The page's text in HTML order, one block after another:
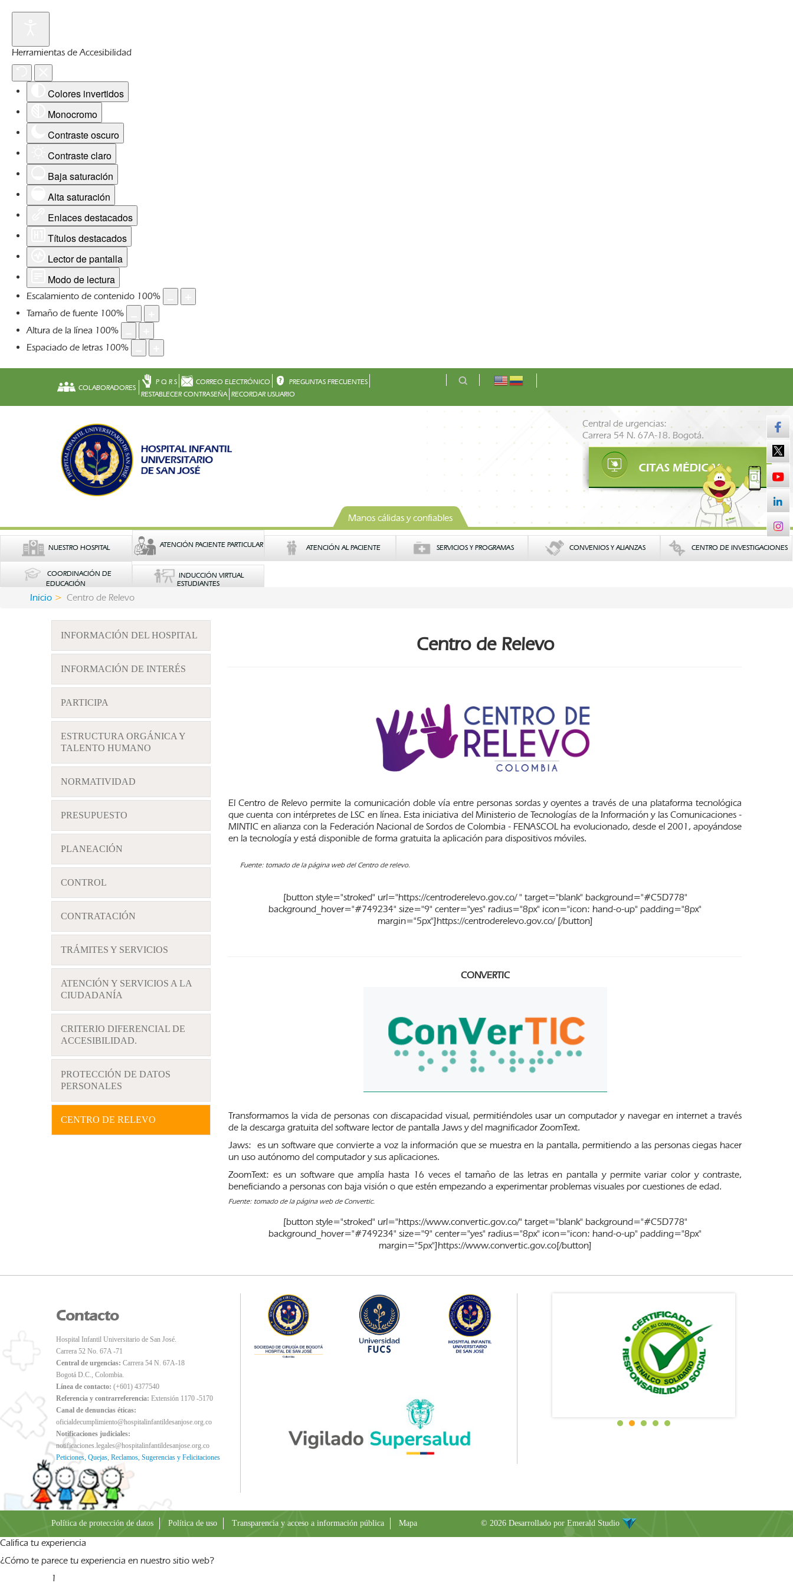
Herramientas de Accesibilidad
Colores invertidos
Monocromo
Contraste oscuro
Contraste claro
Baja saturación
Alta saturación
Enlaces destacados
Títulos destacados
Lector de pantalla
Modo de lectura
Escalamiento de contenido 100%
Tamaño de fuente 100%
Altura de la línea 100%
Espaciado de letras 100%
COLABORADORES
P Q R S CORREO ELECTRÓNICO
PREGUNTAS FRECUENTES
RESTABLECER CONTRASEÑA RECORDAR USUARIO
Central de urgencias:
Carrera 54 N. 67A-18. Bogotá.
Manos cálidas y confiables
NUESTRO HOSPITAL ATENCIÓN PACIENTE PARTICULAR ATENCIÓN AL PACIENTE SERVICIOS Y PROGRAMAS CONVENIOS Y ALIANZAS CENTRO DE INVESTIGACIONES
COORDINACIÓN DE
EDUCACIÓN
INDUCCIÓN VIRTUAL
ESTUDIANTES
Inicio Centro de Relevo
INFORMACIÓN DEL HOSPITAL
INFORMACIÓN DE INTERÉS
PARTICIPA
ESTRUCTURA ORGÁNICA Y
TALENTO HUMANO
NORMATIVIDAD
PRESUPUESTO
PLANEACIÓN
CONTROL
CONTRATACIÓN
TRÁMITES Y SERVICIOS
ATENCIÓN Y SERVICIOS A LA
CIUDADANÍA
CRITERIO DIFERENCIAL DE
ACCESIBILIDAD.
PROTECCIÓN DE DATOS
PERSONALES
CENTRO DE RELEVO
Centro de Relevo
El Centro de Relevo permite la comunicación doble vía entre personas sordas y oyentes a través de una plataforma tecnológica
que cuenta con intérpretes de LSC en línea. Esta iniciativa del Ministerio de Tecnologías de la Información y las Comunicaciones -
MINTIC en alianza con la Federación Nacional de Sordos de Colombia - FENASCOL ha evolucionado, desde el 2001, apoyándose
en la tecnología y está disponible de forma gratuita la aplicación para dispositivos móviles.
Fuente: tomado de la página web del Centro de relevo.
[button style="stroked" url="https://centroderelevo.gov.co/ " target="blank" background="#C5D778"
background_hover="#749234" size="9" center="yes" radius="8px" icon="icon: hand-o-up" padding="8px"
margin="5px"]https://centroderelevo.gov.co/ [/button]
CONVERTIC
Transformamos la vida de personas con discapacidad visual, permitiéndoles usar un computador y navegar en internet a través
de la descarga gratuita del software lector de pantalla Jaws y del magnificador ZoomText.
Jaws: es un software que convierte a voz la información que se muestra en la pantalla, permitiendo a las personas ciegas hacer
un uso autónomo del computador y sus aplicaciones.
ZoomText: es un software que amplía hasta 16 veces el tamaño de las letras en pantalla y permite variar color y contraste,
beneficiando a personas con baja visión o que estén empezando a experimentar problemas visuales por cuestiones de edad.
Fuente: tomado de la página web de Convertic.
[button style="stroked" url="https://www.convertic.gov.co/" target="blank" background="#C5D778"
background_hover="#749234" size="9" center="yes" radius="8px" icon="icon: hand-o-up" padding="8px"
margin="5px"]https://www.convertic.gov.co[/button]
Contacto
Hospital Infantil Universitario de San José.
Carrera 52 No. 67A -71
Central de urgencias: Carrera 54 N. 67A-18
Bogotá D.C., Colombia.
Línea de contacto: (+601) 4377540
Referencia y contrarreferencia: Extensión 1170 -5170
Canal de denuncias éticas:
oficialdecumplimiento@hospitalinfantildesanjose.org.co
Notificaciones judiciales:
notificaciones.legales@hospitalinfantildesanjose.org.co
Peticiones, Quejas, Reclamos, Sugerencias y Felicitaciones
Política de protección de datos Política de uso Transparencia y acceso a información pública Mapa © 2026 Desarrollado por Emerald Studio
Califica tu experiencia
¿Cómo te parece tu experiencia en nuestro sitio web?
1